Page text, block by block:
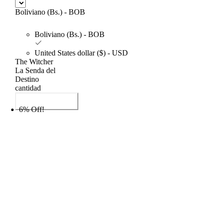
Boliviano (Bs.) - BOB
Boliviano (Bs.) - BOB
United States dollar ($) - USD
The Witcher
La Senda del
Destino
cantidad
6% Off!